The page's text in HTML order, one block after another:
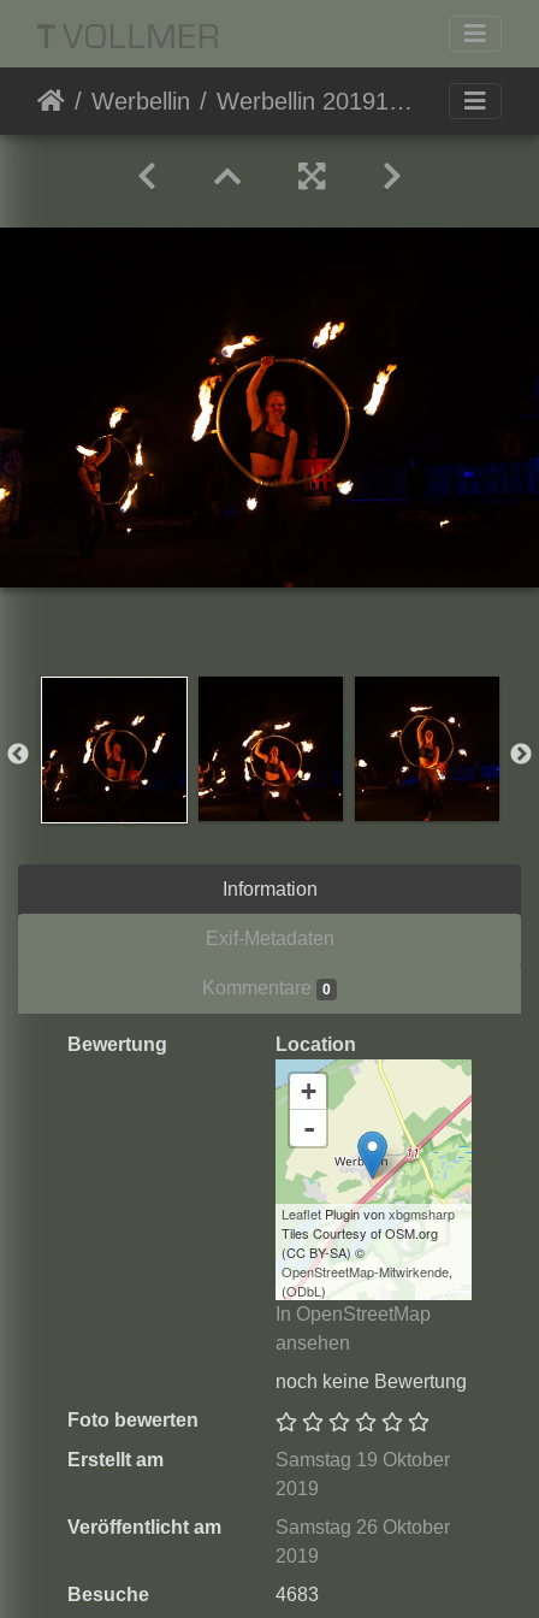
Werbellin Werbellin 20191019-194623 3397
Information
Exif-Metadaten
Kommentare 0
Bewertung Location
+
-
Leaflet Plugin vonxbgmsharp
Tiles Courtesy of OSM.org
(CC BY-SA) ©
OpenStreetMap-Mitwirkende,
(ODbL)
In OpenStreetMap
ansehen
noch keine Bewertung
Foto bewerten
Erstellt am
Samstag 19 Oktober
2019
Veröffentlicht am
Samstag 26 Oktober
2019
Besuche
4683